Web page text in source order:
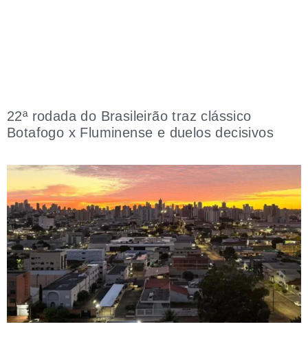
22ª rodada do Brasileirão traz clássico
Botafogo x Fluminense e duelos decisivos